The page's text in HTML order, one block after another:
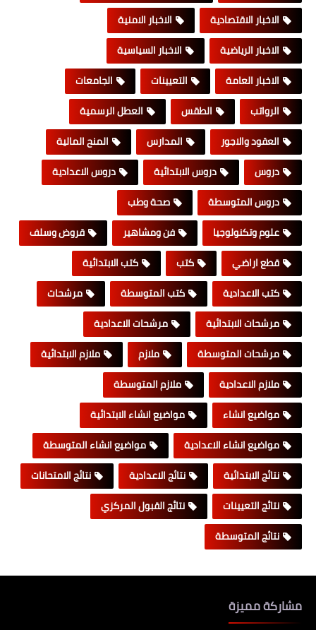
الاخبار الاقتصادية
الاخبار الامنية
الاخبار الرياضية
الاخبار السياسية
الاخبار العامة
التعيينات
الجامعات
الرواتب
الطقس
العطل الرسمية
العقود والاجور
المدارس
المنح المالية
دروس
دروس الابتدائية
دروس الاعدادية
دروس المتوسطة
صحة وطب
علوم وتكنولوجيا
فن ومشاهير
قروض وسلف
قطع اراضي
كتب
كتب الابتدائية
كتب الاعدادية
كتب المتوسطة
مرشحات
مرشحات الابتدائية
مرشحات الاعدادية
مرشحات المتوسطة
ملازم
ملازم الابتدائية
ملازم الاعدادية
ملازم المتوسطة
مواضيع انشاء
مواضيع انشاء الابتدائية
مواضيع انشاء الاعدادية
مواضيع انشاء المتوسطة
نتائج الابتدائية
نتائج الاعدادية
نتائج الامتحانات
نتائج التعيينات
نتائج القبول المركزي
نتائج المتوسطة
مشاركة مميزة